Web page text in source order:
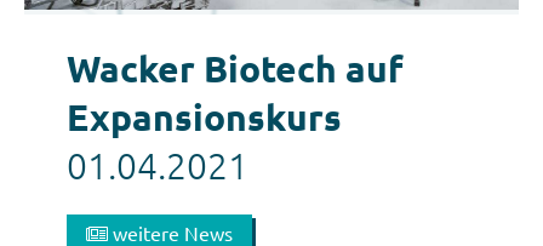
Wacker Biotech auf
Expansionskurs
01.04.2021
weitere News